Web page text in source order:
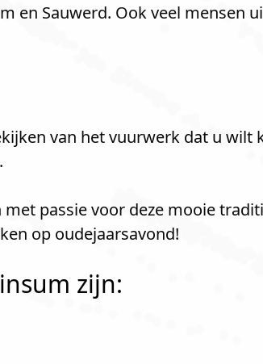
en Sauwerd. Ook veel mensen
van het vuurwerk dat u wilt
passie voor deze mooie
op oudejaarsavond!
zijn: